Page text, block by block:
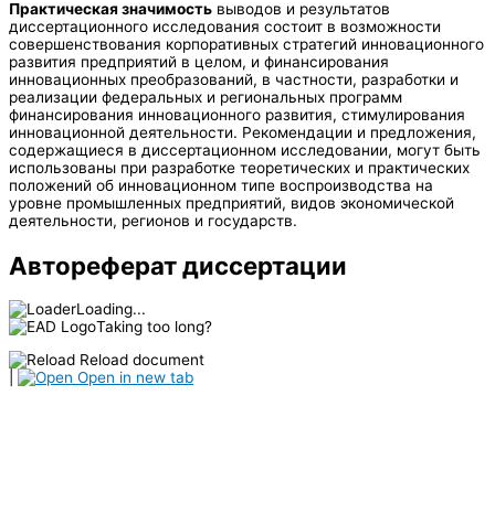
Практическая значимость выводов и результатов
диссертационного исследования состоит в возможности
совершенствования корпоративных стратегий инновационного
развития предприятий в целом, и финансирования
инновационных преобразований, в частности, разработки и
реализации федеральных и региональных программ
финансирования инновационного развития, стимулирования
инновационной деятельности. Рекомендации и предложения,
содержащиеся в диссертационном исследовании, могут быть
использованы при разработке теоретических и практических
положений об инновационном типе воспроизводства на
уровне промышленных предприятий, видов экономической
деятельности, регионов и государств.
Автореферат диссертации
Loading...
Taking too long?
Reload document
Open in new tab